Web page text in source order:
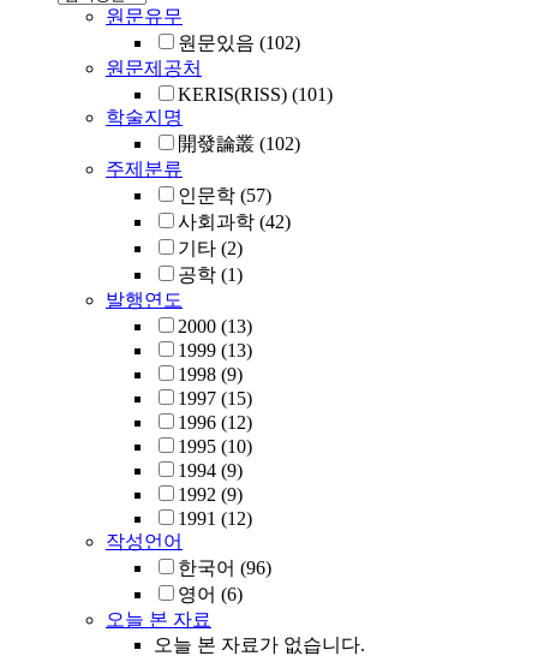
원문유무
원문있음 (102)
원문제공처
KERIS(RISS) (101)
학술지명
開發論叢 (102)
주제분류
인문학 (57)
사회과학 (42)
기타 (2)
공학 (1)
발행연도
2000 (13)
1999 (13)
1998 (9)
1997 (15)
1996 (12)
1995 (10)
1994 (9)
1992 (9)
1991 (12)
작성언어
한국어 (96)
영어 (6)
오늘 본 자료
오늘 본 자료가 없습니다.